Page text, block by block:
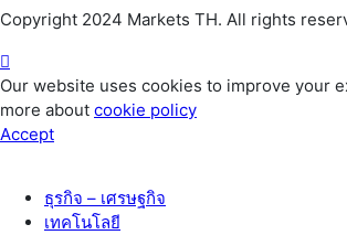
Copyright 2024 Markets TH. All rights
Our website uses cookies to improve your
more about cookie policy
Accept
ธุรกิจ – เศรษฐกิจ
เทคโนโลยี